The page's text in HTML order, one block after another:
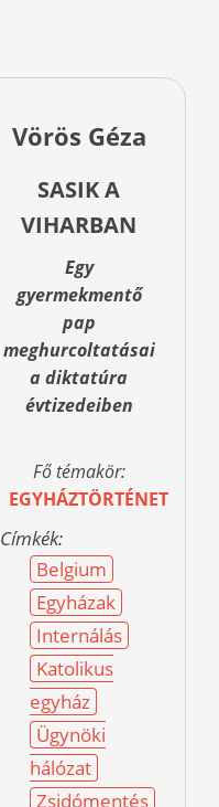
Vörös Géza
SASIK A
VIHARBAN
Egy
gyermekmentő
pap
meghurcoltatásai
a diktatúra
évtizedeiben
Fő témakör:
EGYHÁZTÖRTÉNET
Címkék:
Belgium
Egyházak
Internálás
Katolikus
egyház
Ügynöki
hálózat
Zsidómentés